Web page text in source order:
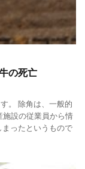
の死亡
。 除角は、一般的
施設の従業員から情
ったというもので